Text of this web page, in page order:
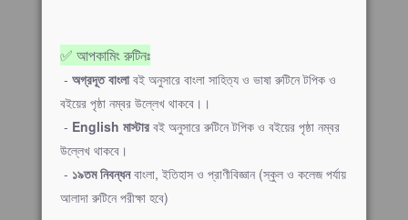
✅ আপকামিং রুটিনঃ
- অগ্রদূত বাংলাবই অনুসারে বাংলা সাহিত্য ও ভাষা রুটিনে টপিক ও
বইয়ের পৃষ্ঠা নম্বর উল্লেখ থাকবে।।
- English মাস্টারবই অনুসারে রুটিনে টপিক ও বইয়ের পৃষ্ঠা নম্বর
উল্লেখ থাকবে।
- ১৯তম নিবন্ধনবাংলা, ইতিহাস ও প্রাণীবিজ্ঞান (স্কুল ও কলেজ পর্যায়
আলাদা রুটিনে পরীক্ষা হবে)